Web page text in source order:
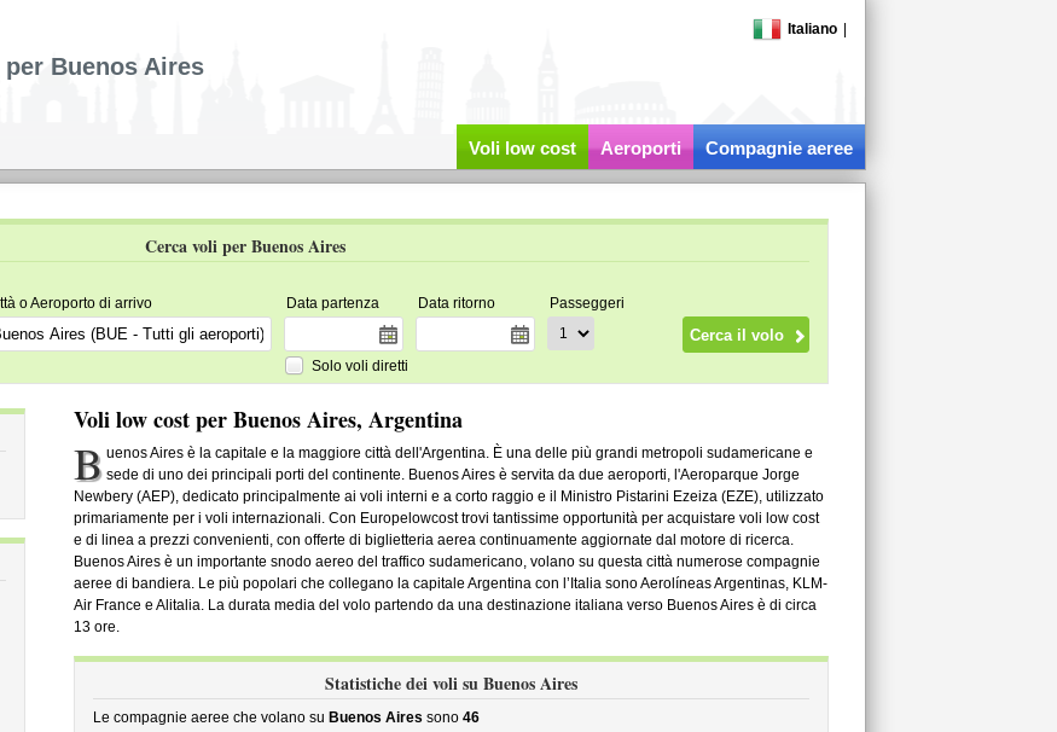
Italiano
per Buenos Aires
Voli low cost Aeroporti Compagnie aeree
Cerca voli per Buenos Aires
o Aeroporto di arrivo Data partenza Data ritorno Passeggeri
Solo voli diretti
Voli low cost per Buenos Aires, Argentina
B uenos Aires è la capitale e la maggiore città dell'Argentina. È una delle più grandi metropoli sudamericane e
sede di uno dei principali porti del continente. Buenos Aires è servita da due aeroporti, l'Aeroparque Jorge
Newbery (AEP), dedicato principalmente ai voli interni e a corto raggio e il Ministro Pistarini Ezeiza (EZE), utilizzato
primariamente per i voli internazionali. Con Europelowcost trovi tantissime opportunità per acquistare voli low cost
e di linea a prezzi convenienti, con offerte di biglietteria aerea continuamente aggiornate dal motore di ricerca.
Buenos Aires è un importante snodo aereo del traffico sudamericano, volano su questa città numerose compagnie
aeree di bandiera. Le più popolari che collegano la capitale Argentina con l’Italia sono Aerolíneas Argentinas, KLM-
Air France e Alitalia. La durata media del volo partendo da una destinazione italiana verso Buenos Aires è di circa
13 ore.
Statistiche dei voli su Buenos Aires
Le compagnie aeree che volano su Buenos Aires sono 46